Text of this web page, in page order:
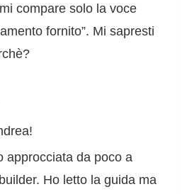
compare solo la voce
fornito”. Mi sapresti
approcciata da poco a
Ho letto la guida ma